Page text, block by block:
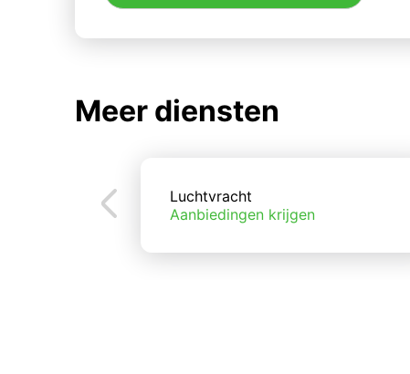
Meer diensten
Luchtvracht
Aanbiedingen krijgen